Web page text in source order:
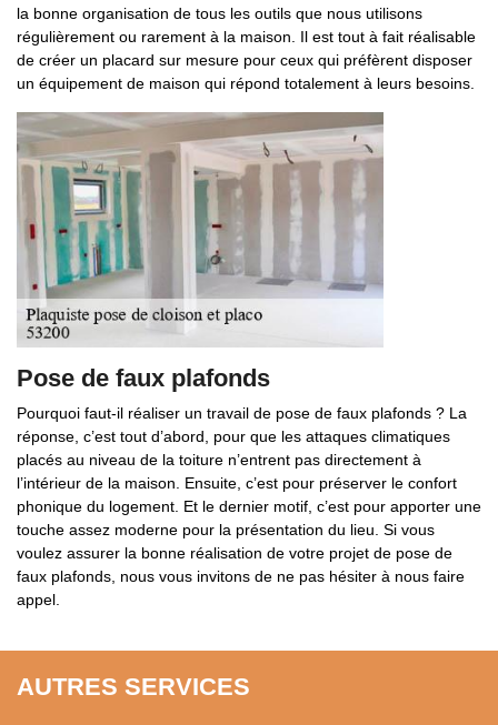
la bonne organisation de tous les outils que nous utilisons
régulièrement ou rarement à la maison. Il est tout à fait réalisable
de créer un placard sur mesure pour ceux qui préfèrent disposer
un équipement de maison qui répond totalement à leurs besoins.
Pose de faux plafonds
Pourquoi faut-il réaliser un travail de pose de faux plafonds ? La
réponse, c’est tout d’abord, pour que les attaques climatiques
placés au niveau de la toiture n’entrent pas directement à
l’intérieur de la maison. Ensuite, c’est pour préserver le confort
phonique du logement. Et le dernier motif, c’est pour apporter une
touche assez moderne pour la présentation du lieu. Si vous
voulez assurer la bonne réalisation de votre projet de pose de
faux plafonds, nous vous invitons de ne pas hésiter à nous faire
appel.
AUTRES SERVICES